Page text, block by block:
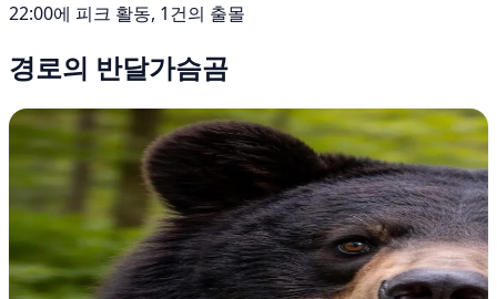
22:00에 피크 활동, 1건의 출몰
경로의 반달가슴곰